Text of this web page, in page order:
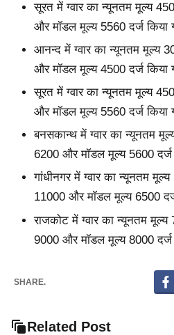
सूरत में ग्वार का न्यूनतम मूल्य
और मॉडल मूल्य 5560 दर्ज किया
आनन्द में ग्वार का न्यूनतम मूल्य
और मॉडल मूल्य 4500 दर्ज किया
सूरत में ग्वार का न्यूनतम मूल्य
और मॉडल मूल्य 5560 दर्ज किया
बनसकान्थ में ग्वार का न्यूनतम
6200 और मॉडल मूल्य 5600 दर्ज
गांधीनगर में ग्वार का न्यूनतम
11000 और मॉडल मूल्य 6500
राजकोट में ग्वार का न्यूनतम
9000 और मॉडल मूल्य 8000 दर्ज
SHARE.
Related Post